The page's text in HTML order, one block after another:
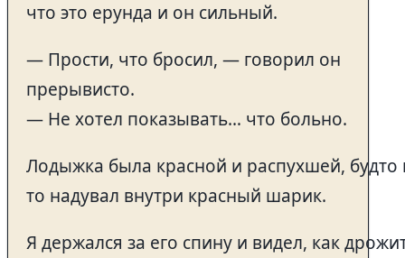
что это ерунда и он сильный.
— Прости, что бросил, — говорил он
прерывисто.
— Не хотел показывать… что больно.
Лодыжка была красной и распухшей, будто
то надувал внутри красный шарик.
Я держался за его спину и видел, как